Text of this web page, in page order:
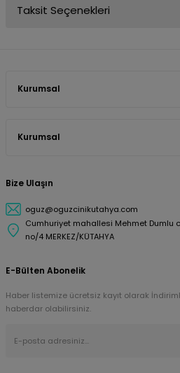
Taksit Seçenekleri
Kurumsal
Kurumsal
Bize Ulaşın
oguz@oguzcinikutahya.com
Cumhuriyet mahallesi Mehmet Dumlu
no/4 MERKEZ/KÜTAHYA
E-Bülten Abonelik
Haber listemize ücretsiz kayıt olarak
haberdar olabilirsiniz.